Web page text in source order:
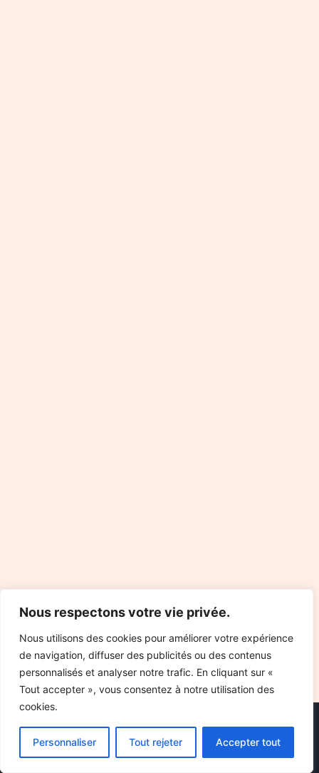
Nous respectons votre vie privée.
Nous utilisons des cookies pour améliorer votre expérience
de navigation, diffuser des publicités ou des contenus
personnalisés et analyser notre trafic. En cliquant sur «
Tout accepter », vous consentez à notre utilisation des
cookies.
Personnaliser Tout rejeter Accepter tout